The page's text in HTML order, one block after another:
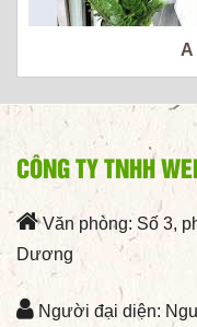
A
CÔNG TY TNHH
Văn phòng: Số 3,
Dương
Người đại diện: